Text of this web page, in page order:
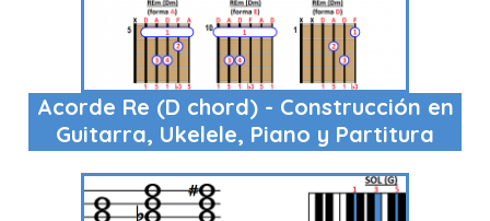
Acorde Re (D chord) - Construcción en
Guitarra, Ukelele, Piano y Partitura